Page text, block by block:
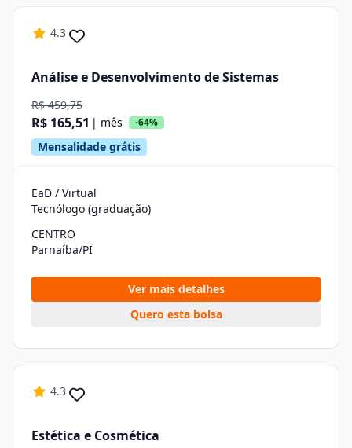
4.3
Análise e Desenvolvimento de Sistemas
R$ 459,75
R$ 165,51 | mês -64%
Mensalidade grátis
EaD / Virtual
Tecnólogo (graduação)
CENTRO
Parnaíba/PI
Ver mais detalhes
Quero esta bolsa
4.3
Estética e Cosmética